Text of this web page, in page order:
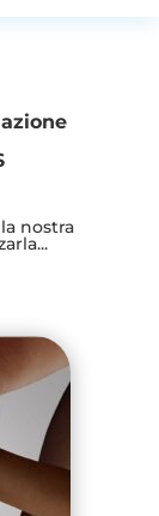
nostra